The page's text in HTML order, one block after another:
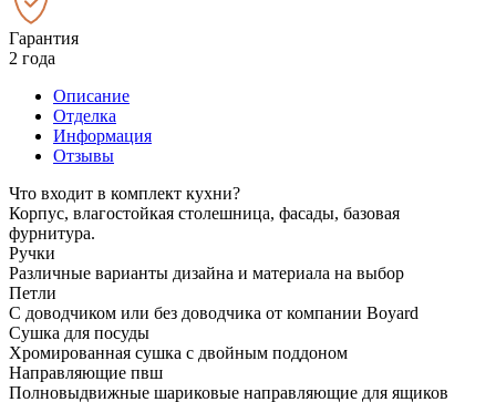
Гарантия
2 года
Описание
Отделка
Информация
Отзывы
Что входит в комплект кухни?
Корпус, влагостойкая столешница, фасады, базовая
фурнитура.
Ручки
Различные варианты дизайна и материала на выбор
Петли
С доводчиком или без доводчика от компании Boyard
Сушка для посуды
Хромированная сушка с двойным поддоном
Направляющие пвш
Полновыдвижные шариковые направляющие для ящиков